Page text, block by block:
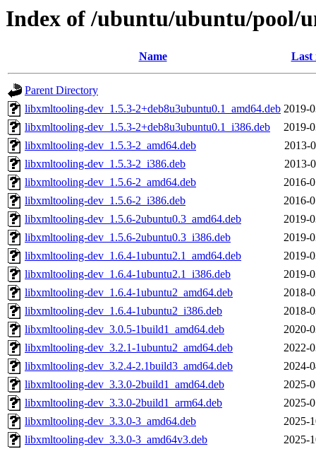
Index of /ubuntu/ubuntu/pool/
Name Last
Parent Directory
libxmltooling-dev_1.5.3-2+deb8u3ubuntu0.1_amd64.deb 2019-
libxmltooling-dev_1.5.3-2+deb8u3ubuntu0.1_i386.deb
2019-
libxmltooling-dev_1.5.3-2_amd64.deb
2013-
libxmltooling-dev_1.5.3-2_i386.deb
2013-
libxmltooling-dev_1.5.6-2_amd64.deb
2016-
libxmltooling-dev_1.5.6-2_i386.deb
2016-
libxmltooling-dev_1.5.6-2ubuntu0.3_amd64.deb
2019-
libxmltooling-dev_1.5.6-2ubuntu0.3_i386.deb
2019-
libxmltooling-dev_1.6.4-1ubuntu2.1_amd64.deb
2019-
libxmltooling-dev_1.6.4-1ubuntu2.1_i386.deb
2019-
libxmltooling-dev_1.6.4-1ubuntu2_amd64.deb
2018-
libxmltooling-dev_1.6.4-1ubuntu2_i386.deb
2018-
libxmltooling-dev_3.0.5-1build1_amd64.deb
2020-
libxmltooling-dev_3.2.1-1ubuntu2_amd64.deb
2022-
libxmltooling-dev_3.2.4-2.1build3_amd64.deb
2024-
libxmltooling-dev_3.3.0-2build1_amd64.deb
2025-
libxmltooling-dev_3.3.0-2build1_arm64.deb
2025-
libxmltooling-dev_3.3.0-3_amd64.deb
2025-
libxmltooling-dev_3.3.0-3_amd64v3.deb
2025-